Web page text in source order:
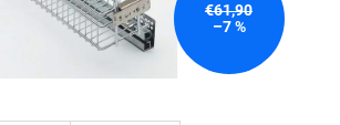
€61,90
–7 %